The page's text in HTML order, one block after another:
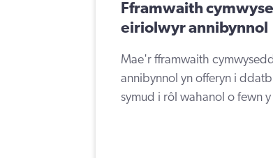
Fframwaith
eiriolwyr annibynnol
Mae'r fframwaith
annibynnol yn offeryn i
symud i rôl wahanol o fewn y